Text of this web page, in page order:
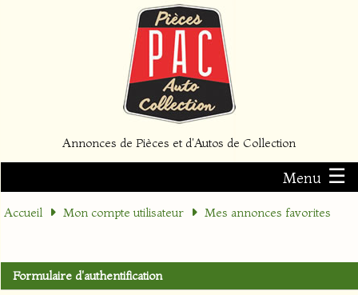
Annonces de Pièces et d'Autos de Collection
Menu ☰
Accueil Mon compte utilisateur Mes annonces favorites
Formulaire d'authentification